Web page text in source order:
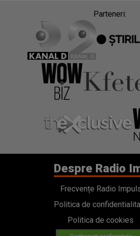
Parteneri:
Despre Radio
Frecvențe Radio
Politica de
Politica de cookies